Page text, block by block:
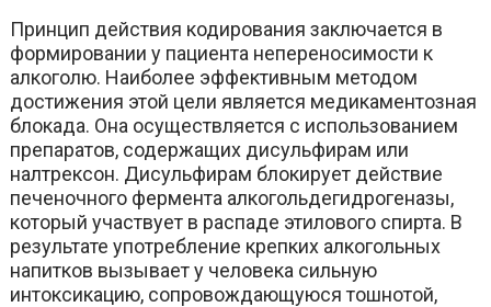
Принцип действия кодирования заключается в
формировании у пациента непереносимости к
алкоголю. Наиболее эффективным методом
достижения этой цели является медикаментозная
блокада. Она осуществляется с использованием
препаратов, содержащих дисульфирам или
налтрексон. Дисульфирам блокирует действие
печеночного фермента алкогольдегидрогеназы,
который участвует в распаде этилового спирта. В
результате употребление крепких алкогольных
напитков вызывает у человека сильную
интоксикацию, сопровождающуюся тошнотой,